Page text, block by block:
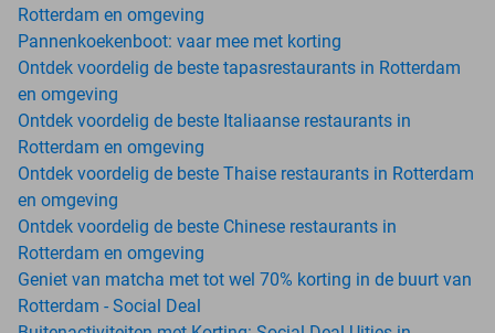
Rotterdam en omgeving
Pannenkoekenboot: vaar mee met korting
Ontdek voordelig de beste tapasrestaurants in Rotterdam
en omgeving
Ontdek voordelig de beste Italiaanse restaurants in
Rotterdam en omgeving
Ontdek voordelig de beste Thaise restaurants in Rotterdam
en omgeving
Ontdek voordelig de beste Chinese restaurants in
Rotterdam en omgeving
Geniet van matcha met tot wel 70% korting in de buurt van
Rotterdam - Social Deal